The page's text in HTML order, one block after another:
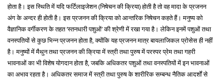
होता है। इस स्थिति में यदि फर्टिलाइजेशन (निषेचन की क्रिया) होती है तो वह मादा के प्रजनन
अंग के अन्दर ही होती है। इस प्रजनन की क्रिया को आन्तरिक निषेचन कहते हैं। मनुष्य को
वैज्ञानिक वर्गीकरण के तहत ‘स्तनधारी पशुओं’ की श्रेणी में रखा गया है। लेकिन इनमें पशुओं तथा
वनस्पतियों से कुछ भिन्न प्रजनन होता है, क्योंकि यह प्रजनन मात्र बायलाजिकल प्रोसेस ही नहीं
है। मनुष्यों में मैथुन तथा प्रजनन की क्रिया में स्त्री तथा पुरुष में परस्पर प्रेम तथा गहरी
भावनाओं का भी विशेष योगदान होता है, जबकि अधिकतर पशुओं तथा वनस्पतियों में इन भावनाओं
का अभाव रहता है। अधिकतर समाज में स्त्री तथा पुरुष के शारीरिक सम्बन्ध नैतिक आदर्शों से